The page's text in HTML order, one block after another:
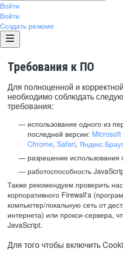
Войти
Войти
Создать резюме
Требования к ПО
Для полноценной и
необходимо соблюдать
требования:
использование одного из
последней версии:
Chrome, Safari,
разрешение использования
работоспособность
Также рекомендуем проверить
корпоративного Firewall'a
компьютер/локальную сеть от
интернета) или прокси-сервера,
JavaScript.
Для того чтобы включить